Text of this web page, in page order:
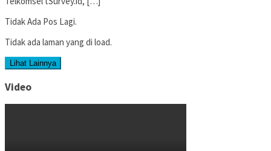
Tidak Ada Pos Lagi.
Tidak ada laman yang di load.
Lihat Lainnya
Video